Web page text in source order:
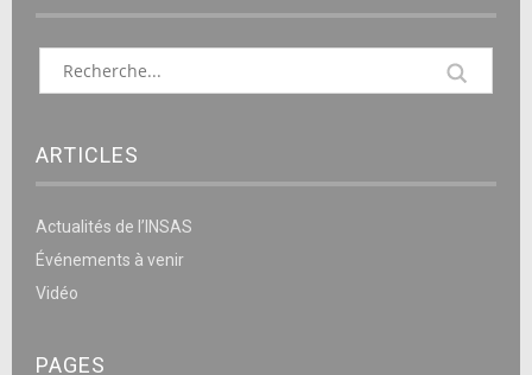
ARTICLES
Actualités de l’INSAS
Événements à venir
Vidéo
PAGES